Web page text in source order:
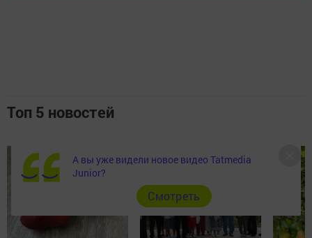
Топ 5 новостей
А вы уже видели новое видео Tatmedia
Junior?
Cмотреть